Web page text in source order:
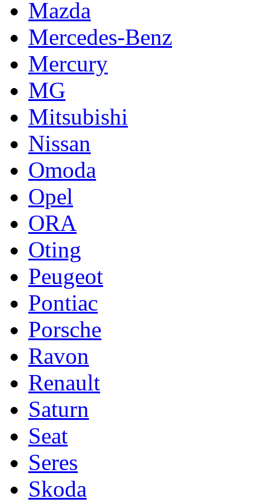
Mazda
Mercedes-Benz
Mercury
MG
Mitsubishi
Nissan
Omoda
Opel
ORA
Oting
Peugeot
Pontiac
Porsche
Ravon
Renault
Saturn
Seat
Seres
Skoda